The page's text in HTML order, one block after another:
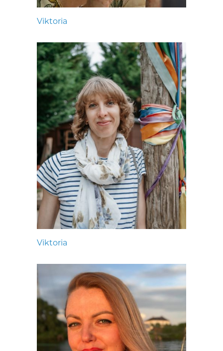
Viktoria
Viktoria